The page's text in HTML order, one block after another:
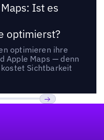
Ist es
optimierst?
optimieren ihre
Apple Maps — denn
Sichtbarkeit